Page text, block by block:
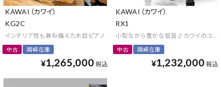
KAWAI（カワイ）
KG2C
インテリア性も兼ね備えた木目ピアノ
中古 岡崎在庫
¥1,265,000 税込
KAWAI（カワイ）
RX1
小型ながら豊かな低音♪カワイのコン
中古 岡崎在庫
¥1,232,000 税込